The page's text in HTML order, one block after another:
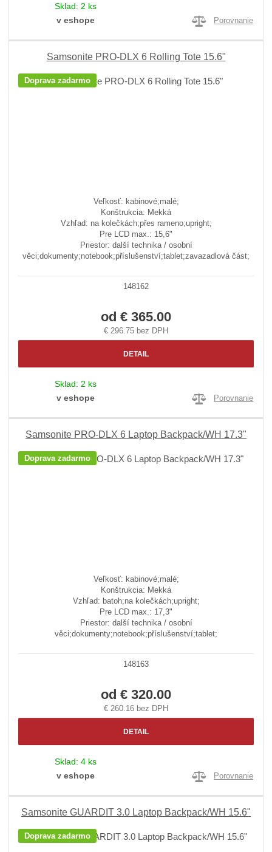
Sklad: 2 ks
v eshope
Porovnanie
Samsonite PRO-DLX 6 Rolling Tote 15.6"
Doprava zadarmo
Veľkosť: kabinové;malé;
Konštrukcia: Mekká
Vzhľad: na kolečkách;přes rameno;upright;
Pre LCD max.: 15,6"
Priestor: další technika / osobní
věci;dokumenty;notebook;příslušenství;tablet;zavazadlová část;
148162
od € 365.00
€ 296.75 bez DPH
DETAIL
Sklad: 2 ks
v eshope
Porovnanie
Samsonite PRO-DLX 6 Laptop Backpack/WH 17.3"
Doprava zadarmo
Veľkosť: kabinové;malé;
Konštrukcia: Mekká
Vzhľad: batoh;na kolečkách;upright;
Pre LCD max.: 17,3"
Priestor: další technika / osobní
věci;dokumenty;notebook;příslušenství;tablet;
148163
od € 320.00
€ 260.16 bez DPH
DETAIL
Sklad: 4 ks
v eshope
Porovnanie
Samsonite GUARDIT 3.0 Laptop Backpack/WH 15.6"
Doprava zadarmo